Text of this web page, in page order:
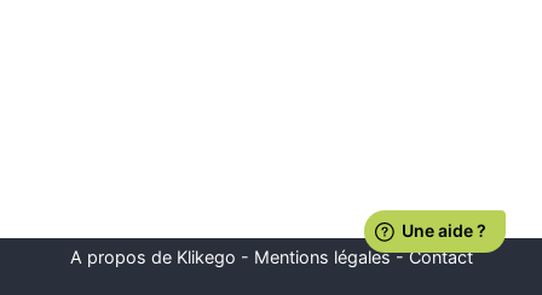
A propos de Klikego - Mentions légales-Contact